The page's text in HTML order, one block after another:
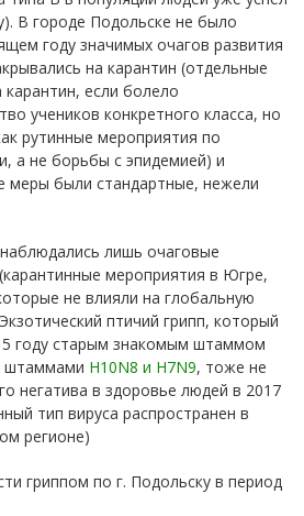
В городе Подольске не было
году значимых очагов развития
на карантин (отдельные
карантин, если болело
учеников конкретного класса, но
рутинные мероприятия по
а не борьбы с эпидемией) и
меры были стандартные, нежели
лишь очаговые
мероприятия в Югре,
не влияли на глобальную
птичий грипп, который
году старым знакомым штаммом
штаммами H10N8 и H7N9, тоже не
негатива в здоровье людей в 2017
тип вируса распространен в
регионе)
гриппом по г. Подольску в период